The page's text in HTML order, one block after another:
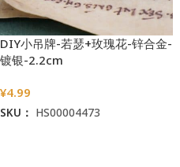
DIY小吊牌-若瑟+玫瑰花-锌合金-
镀银-2.2cm
¥4.99
SKU： HS00004473